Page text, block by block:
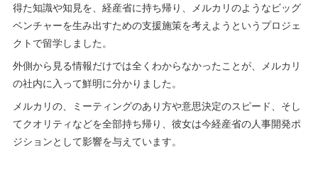
得た知識や知見を、経産省に持ち帰り、メルカリのようなビッグ
ベンチャーを生み出すための支援施策を考えようというプロジェ
クトで留学しました。
外側から見る情報だけでは全くわからなかったことが、メルカリ
の社内に入って鮮明に分かりました。
メルカリの、ミーティングのあり方や意思決定のスピード、そし
てクオリティなどを全部持ち帰り、彼女は今経産省の人事開発ポ
ジションとして影響を与えています。